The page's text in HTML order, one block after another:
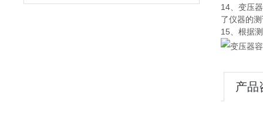
14、变压
了仪器的
15、根据
产品